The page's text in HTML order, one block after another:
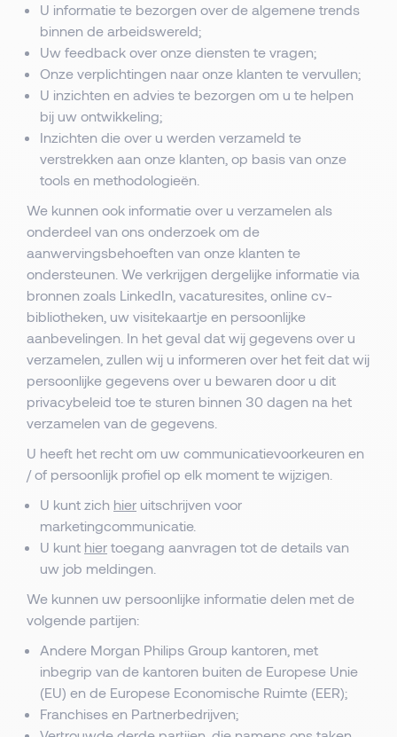
U informatie te bezorgen over de algemene trends
binnen de arbeidswereld;
Uw feedback over onze diensten te vragen;
Onze verplichtingen naar onze klanten te vervullen;
U inzichten en advies te bezorgen om u te helpen
bij uw ontwikkeling;
Inzichten die over u werden verzameld te
verstrekken aan onze klanten, op basis van onze
tools en methodologieën.
We kunnen ook informatie over u verzamelen als
onderdeel van ons onderzoek om de
aanwervingsbehoeften van onze klanten te
ondersteunen. We verkrijgen dergelijke informatie via
bronnen zoals LinkedIn, vacaturesites, online cv-
bibliotheken, uw visitekaartje en persoonlijke
aanbevelingen. In het geval dat wij gegevens over u
verzamelen, zullen wij u informeren over het feit dat wij
persoonlijke gegevens over u bewaren door u dit
privacybeleid toe te sturen binnen 30 dagen na het
verzamelen van de gegevens.
U heeft het recht om uw communicatievoorkeuren en
/ of persoonlijk profiel op elk moment te wijzigen.
U kunt zich hier uitschrijven voor
marketingcommunicatie.
U kunt hier toegang aanvragen tot de details van
uw job meldingen.
We kunnen uw persoonlijke informatie delen met de
volgende partijen:
Andere Morgan Philips Group kantoren, met
inbegrip van de kantoren buiten de Europese Unie
(EU) en de Europese Economische Ruimte (EER);
Franchises en Partnerbedrijven;